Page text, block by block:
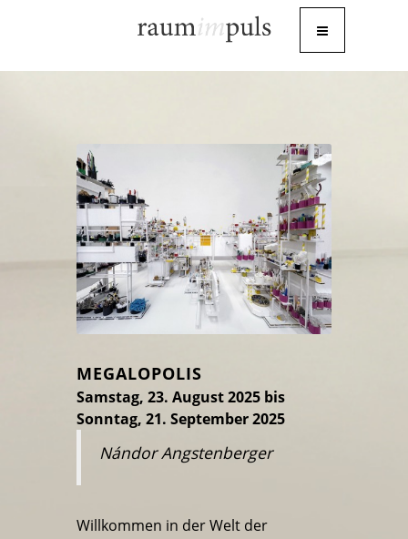
MEGALOPOLIS
Samstag, 23. August 2025 bis
Sonntag, 21. September 2025
Nándor Angstenberger
Willkommen in der Welt der